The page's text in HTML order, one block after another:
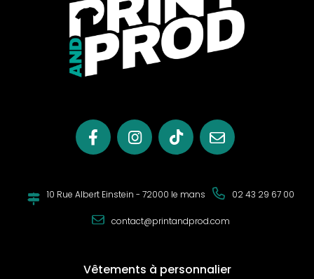
10 Rue Albert Einstein - 72000 le mans 02 43 29 67 00
contact@printandprod.com
Vêtements à personnalier